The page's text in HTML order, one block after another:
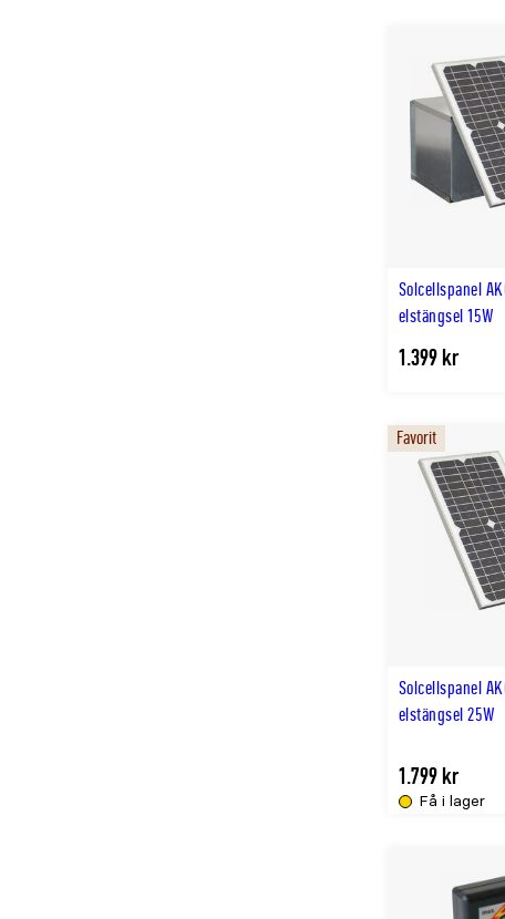
Solcellspanel
elstängsel 15W
1.399 kr
Solcellspanel
elstängsel 25W
Favorit
Få i lager
1.799 kr